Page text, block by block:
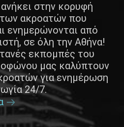
στην κορυφή
ακροατών που
ενημερώνονται από
σε όλη την Αθήνα!
εκπομπές του
μας καλύπτουν
για ενημέρωση
24/7.